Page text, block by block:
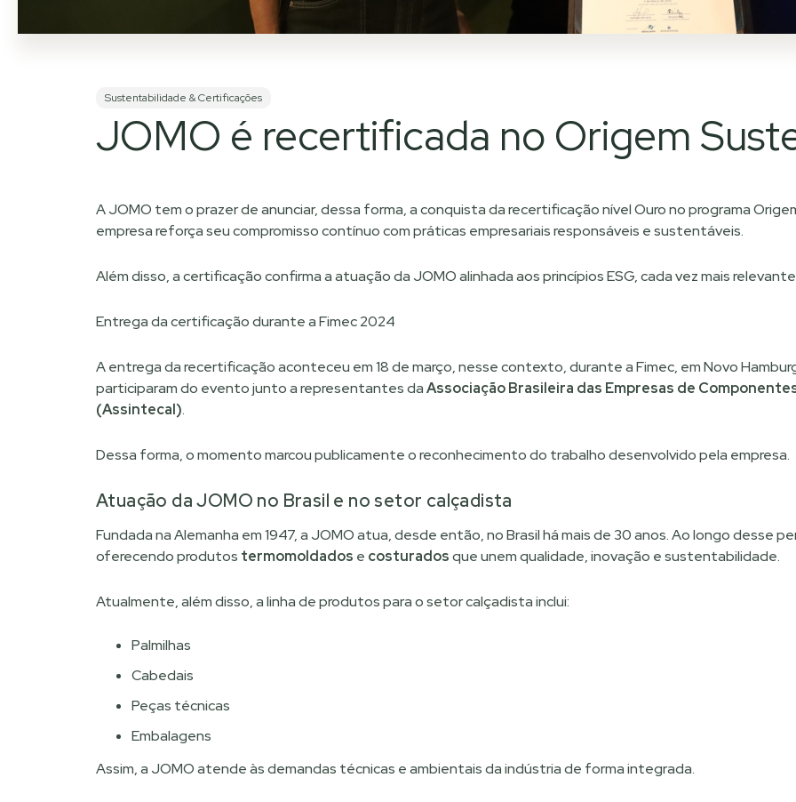
Sustentabilidade & Certificações
JOMO é recertificada no Origem
A JOMO tem o prazer de anunciar, dessa forma, a conquista da recertificação nível Ouro no programa
empresa reforça seu compromisso contínuo com práticas empresariais responsáveis e sustentáveis.
Além disso, a certificação confirma a atuação da JOMO alinhada aos princípios ESG, cada vez mais
Entrega da certificação durante a Fimec 2024
A entrega da recertificação aconteceu em 18 de março, nesse contexto, durante a Fimec, em Novo
participaram do evento junto a representantes daAssociação Brasileira das Empresas de
(Assintecal).
Dessa forma, o momento marcou publicamente o reconhecimento do trabalho desenvolvido pela empresa.
Atuação da JOMO no Brasil e no setor calçadista
Fundada na Alemanha em 1947, a JOMO atua, desde então, no Brasil há mais de 30 anos. Ao longo desse
oferecendo produtos termomoldados e costuradosque unem qualidade, inovação e sustentabilidade.
Atualmente, além disso, a linha de produtos para o setor calçadista inclui:
Palmilhas
Cabedais
Peças técnicas
Embalagens
Assim, a JOMO atende às demandas técnicas e ambientais da indústria de forma integrada.